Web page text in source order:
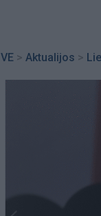
VE > Aktualijos >